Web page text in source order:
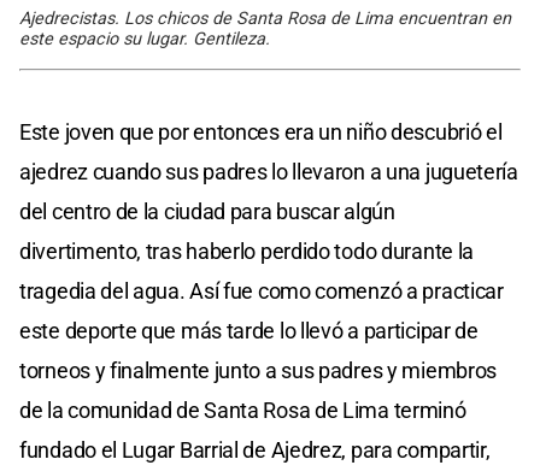
Ajedrecistas. Los chicos de Santa Rosa de Lima encuentran en
este espacio su lugar. Gentileza.
Este joven que por entonces era un niño descubrió el
ajedrez cuando sus padres lo llevaron a una juguetería
del centro de la ciudad para buscar algún
divertimento, tras haberlo perdido todo durante la
tragedia del agua. Así fue como comenzó a practicar
este deporte que más tarde lo llevó a participar de
torneos y finalmente junto a sus padres y miembros
de la comunidad de Santa Rosa de Lima terminó
fundado el Lugar Barrial de Ajedrez, para compartir,